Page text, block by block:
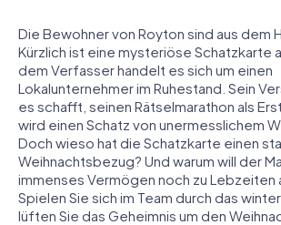
Die Bewohner von Royton sind aus dem
Kürzlich ist eine mysteriöse Schatzkarte
dem Verfasser handelt es sich um einen
Lokalunternehmer im Ruhestand. Sein
es schafft, seinen Rätselmarathon als
wird einen Schatz von unermesslichem
Doch wieso hat die Schatzkarte einen
Weihnachtsbezug? Und warum will der
immenses Vermögen noch zu Lebzeiten
Spielen Sie sich im Team durch das
lüften Sie das Geheimnis um den